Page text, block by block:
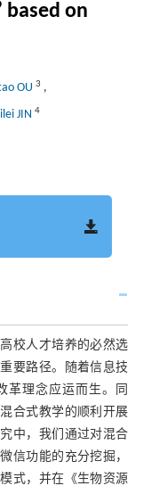
based on
OU 3 ,
JIN 4
校人才培养的必然选
要路径。随着信息技
革理念应运而生。同
合式教学的顺利开展
中，我们通过对混合
信功能的充分挖掘，
式，并在《生物资源